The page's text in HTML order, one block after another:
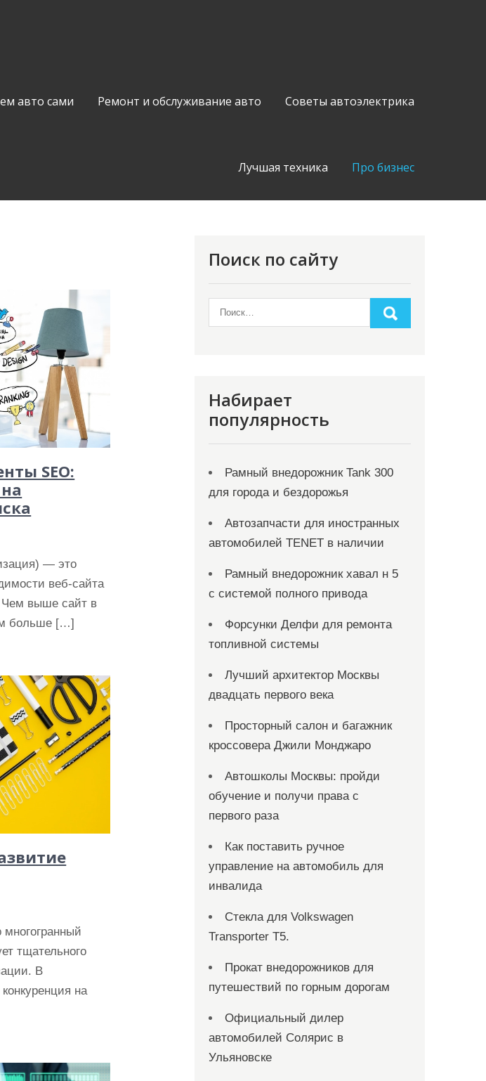
авто сами Ремонт и обслуживание авто Советы автоэлектрика
Лучшая техника Про бизнес
SEO:
— это
веб-сайта
Чем выше сайт в
больше […]
тщательного
В
на
Поиск по сайту
Набирает
популярность
Рамный внедорожник Tank 300
для города и бездорожья
Автозапчасти для иностранных
автомобилей TENET в наличии
Рамный внедорожник хавал н 5
с системой полного привода
Форсунки Делфи для ремонта
топливной системы
Лучший архитектор Москвы
двадцать первого века
Просторный салон и багажник
кроссовера Джили Монджаро
Автошколы Москвы: пройди
обучение и получи права с
первого раза
Как поставить ручное
управление на автомобиль для
инвалида
Стекла для Volkswagen
Transporter T5.
Прокат внедорожников для
путешествий по горным дорогам
Официальный дилер
автомобилей Солярис в
Ульяновске